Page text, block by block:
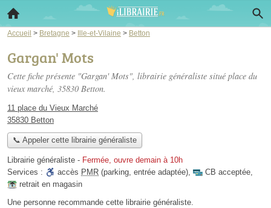
Accueil > Bretagne > Ille-et-Vilaine > Betton
Gargan' Mots
Cette fiche présente "Gargan' Mots", librairie généraliste situé place du
vieux marché, 35830 Betton.
11 place du Vieux Marché
35830 Betton
📞 Appeler cette librairie généraliste
Librairie généraliste - Fermée, ouvre demain à 10h
Services :
accès PMR (parking, entrée adaptée), CB acceptée,
retrait en magasin
Une personne recommande cette librairie généraliste.